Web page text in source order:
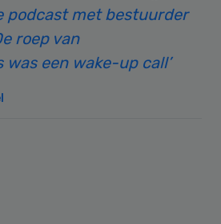
podcast met bestuurder
roep van
was een wake-up call’